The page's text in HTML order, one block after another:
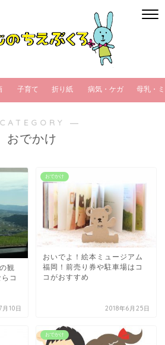
子育て 折り紙 病気・ケガ 母乳・
―
おでかけ
観
コ
月10日
おでかけ
おいでよ！絵本ミュージアム
福岡！前売り券や駐車場はコ
コがおすすめ
2018年6月25日
おでかけ